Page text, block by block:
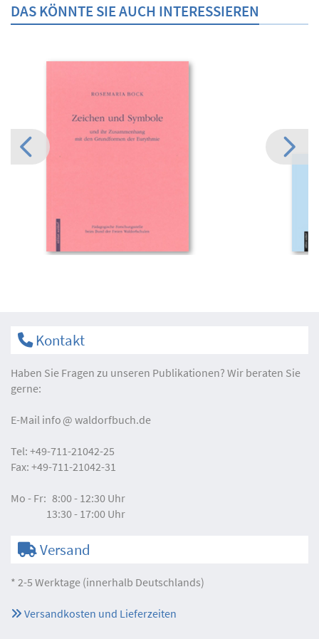
DAS KÖNNTE SIE AUCH INTERESSIEREN
Kontakt
Haben Sie Fragen zu unseren Publikationen? Wir beraten Sie
gerne:
E-Mail info waldorfbuch.de
Tel: +49-711-21042-25
Fax: +49-711-21042-31
Mo - Fr: 8:00 - 12:30 Uhr
13:30 - 17:00 Uhr
Versand
* 2-5 Werktage (innerhalb Deutschlands)
Versandkosten und Lieferzeiten